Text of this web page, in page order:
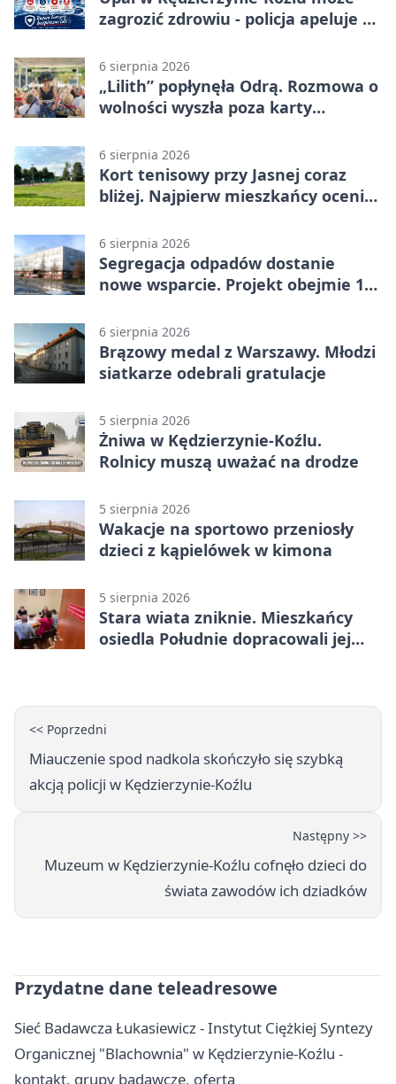
zagrozić zdrowiu - policja apeluje o
6 sierpnia 2026
„Lilith” popłynęła Odrą. Rozmowa o
wolności wyszła poza karty
6 sierpnia 2026
Kort tenisowy przy Jasnej coraz
bliżej. Najpierw mieszkańcy ocenią
6 sierpnia 2026
Segregacja odpadów dostanie
nowe wsparcie. Projekt obejmie 15
6 sierpnia 2026
Brązowy medal z Warszawy. Młodzi
siatkarze odebrali gratulacje
5 sierpnia 2026
Żniwa w Kędzierzynie-Koźlu.
Rolnicy muszą uważać na drodze
5 sierpnia 2026
Wakacje na sportowo przeniosły
dzieci z kąpielówek w kimona
5 sierpnia 2026
Stara wiata zniknie. Mieszkańcy
osiedla Południe dopracowali jej
<< Poprzedni
Miauczenie spod nadkola skończyło się szybką
akcją policji w Kędzierzynie-Koźlu
Następny >>
Muzeum w Kędzierzynie-Koźlu cofnęło dzieci do
świata zawodów ich dziadków
Przydatne dane teleadresowe
Sieć Badawcza Łukasiewicz - Instytut Ciężkiej Syntezy
Organicznej "Blachownia" w Kędzierzynie-Koźlu -
kontakt, grupy badawcze, oferta